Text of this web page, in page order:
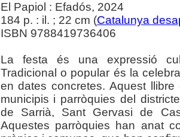
El Papiol : Efadós, 2024
184 p. : il. ; 22 cm (Catalunya
ISBN 9788419736406
La festa és una expressió
Tradicional o popular és la
en dates concretes. Aquest
municipis i parròquies del
de Sarrià, Sant Gervasi de
Aquestes parròquies han anat